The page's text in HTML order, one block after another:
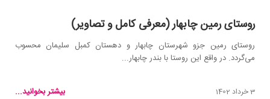
روستای رمین چابهار (معرفی کامل و تصاویر)
روستای رمین جزو شهرستان چابهار و دهستان کمبل سلیمان محسوب
می‌گردد. در‌ واقع این روستا با بندر چابهار...
3 خرداد 1402 بیشتر بخوانید...